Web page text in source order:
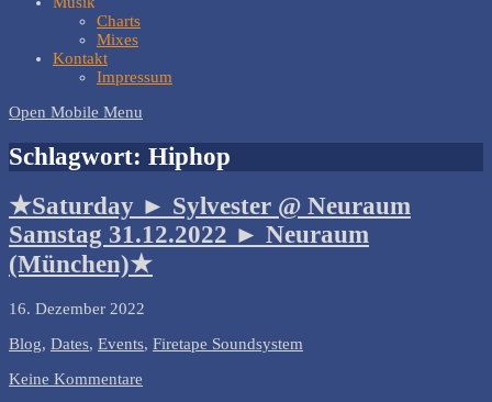
Charts
Mixes
Kontakt
Impressum
Open Mobile Menu
Schlagwort: Hiphop
★Saturday ► Sylvester @ Neuraum
Samstag 31.12.2022 ► Neuraum
(München)★
16. Dezember 2022
Blog, Dates, Events, Firetape Soundsystem
Keine Kommentare